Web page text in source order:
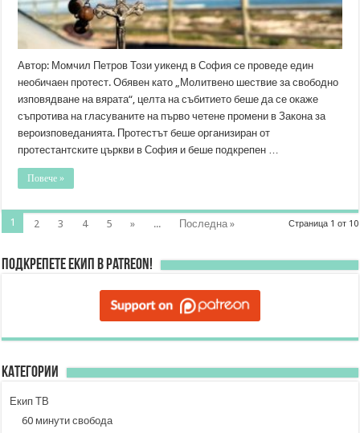
Автор: Момчил Петров Този уикенд в София се проведе един
необичаен протест. Обявен като „Молитвено шествие за свободно
изповядване на вярата“, целта на събитието беше да се окаже
съпротива на гласуваните на първо четене промени в Закона за
вероизповеданията. Протестът беше организиран от
протестантските църкви в София и беше подкрепен …
Повече »
Страница 1 от 10
1 2 3 4 5 » ... Последна »
Подкрепете ЕКИП в Patreon!
Категории
Екип ТВ
60 минути свобода